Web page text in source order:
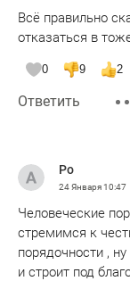
Всё правильно
отказаться в
0 9 2
Ответить
Ро
24 Января10:47
Человеческие
стремимся к
порядочности ,
и строит под